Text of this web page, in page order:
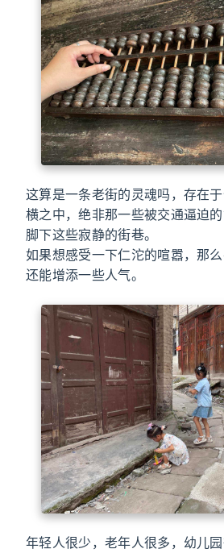
这算是一条老街的灵魂吗，存在
横之中，绝非那一些被交通逼迫
脚下这些寂静的街巷。
如果想感受一下仁沱的喧嚣，那
还能增添一些人气。
年轻人很少，老年人很多，幼儿